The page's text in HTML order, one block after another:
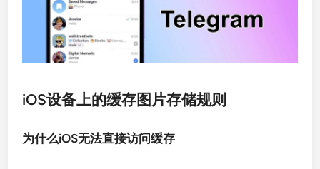
iOS设备上的缓存图片存储规则
为什么iOS无法直接访问缓存